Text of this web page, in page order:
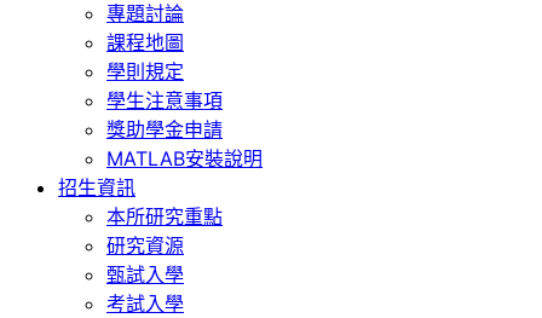
專題討論
課程地圖
學則規定
學生注意事項
獎助學金申請
MATLAB安裝說明
招生資訊
本所研究重點
研究資源
甄試入學
考試入學